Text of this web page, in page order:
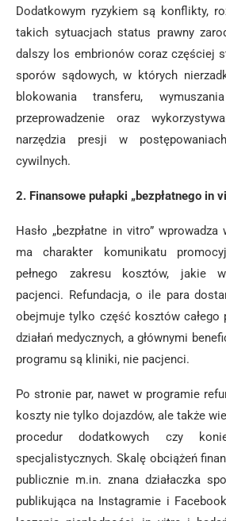
Dodatkowym ryzykiem są konflikty,
takich sytuacjach status prawny
dalszy los embrionów coraz częściej
sporów sądowych, w których
blokowania transferu,
przeprowadzenie oraz
narzędzia presji w
cywilnych.
2. Finansowe pułapki „bezpłatnego in
Hasło „bezpłatne in vitro”
ma charakter komunikatu
pełnego zakresu kosztów, jakie
pacjenci. Refundacja, o ile para
obejmuje tylko część kosztów całego
działań medycznych, a głównymi
programu są kliniki, nie pacjenci.
Po stronie par, nawet w programie
koszty nie tylko dojazdów, ale także
procedur dodatkowych czy
specjalistycznych. Skalę obciążeń
publicznie m.in. znana działaczka
publikująca na Instagramie i